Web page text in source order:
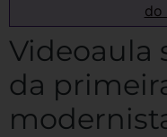
do
Videoaula
da